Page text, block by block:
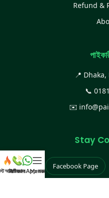
Refund &
📍
📞
✉️
Stay
Facebook Page
আইটেম
কল করুন
WhatsApp করুন
Menu